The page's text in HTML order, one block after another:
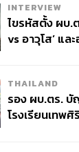
INTERVIEW
ไขรหัสตั้ง ผบ.
vs อาวุโส’ แ
THAILAND
รอง ผบ.ตร. บั
โรงเรียนเทพ